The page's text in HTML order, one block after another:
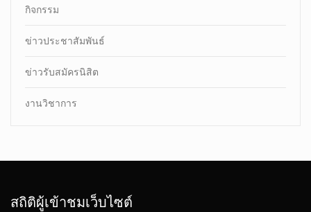
กิจกรรม
ข่าวประชาสัมพันธ์
ข่าวรับสมัครนิสิต
งานวิชาการ
สถิติผู้เข้าชมเว็บไซต์